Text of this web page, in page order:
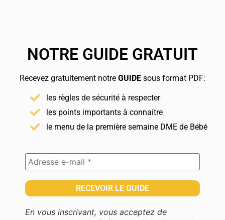
NOTRE GUIDE GRATUIT
Recevez gratuitement notre GUIDE sous format PDF:
les règles de sécurité à respecter
les points importants à connaitre
le menu de la première semaine DME de Bébé
En vous inscrivant, vous acceptez de